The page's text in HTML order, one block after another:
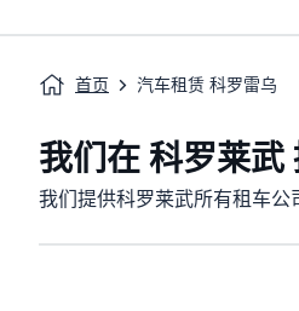
首页 汽车租赁 科罗雷乌
我们在 科罗莱武
我们提供科罗莱武所有租车公